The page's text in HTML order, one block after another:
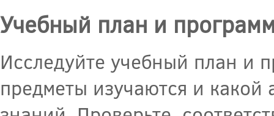
Учебный план и
Исследуйте учебный план и
предметы изучаются и какой